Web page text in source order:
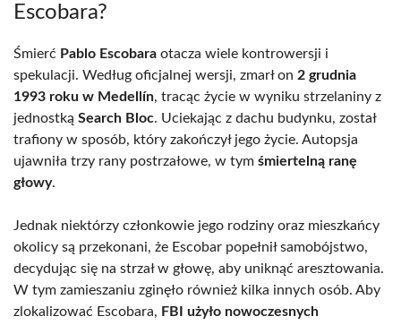
Escobara?
Śmierć Pablo Escobara otacza wiele kontrowersji i
spekulacji. Według oficjalnej wersji, zmarł on 2 grudnia
1993 roku w Medellín, tracąc życie w wyniku strzelaniny z
jednostką Search Bloc. Uciekając z dachu budynku, został
trafiony w sposób, który zakończył jego życie. Autopsja
ujawniła trzy rany postrzałowe, w tym śmiertelną ranę
głowy.
Jednak niektórzy członkowie jego rodziny oraz mieszkańcy
okolicy są przekonani, że Escobar popełnił samobójstwo,
decydując się na strzał w głowę, aby uniknąć aresztowania.
W tym zamieszaniu zginęło również kilka innych osób. Aby
zlokalizować Escobara, FBI użyło nowoczesnych